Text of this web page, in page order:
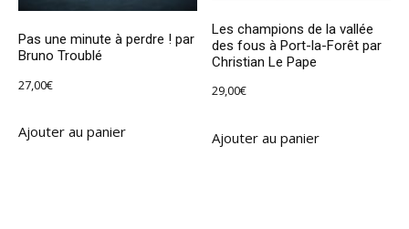
Pas une minute à perdre ! par
Bruno Troublé
27,00€
Ajouter au panier
Les champions de la vallée
des fous à Port-la-Forêt par
Christian Le Pape
29,00€
Ajouter au panier